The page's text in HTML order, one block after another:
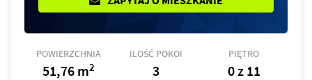
POWIERZCHNIA
51,76 m2
ILOŚĆ POKOI
3
PIĘTRO
0 z 11